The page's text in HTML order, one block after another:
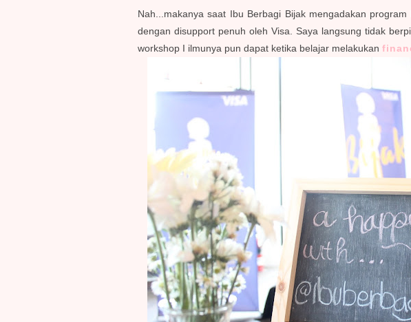
Nah...makanya saat Ibu Berbagi Bijak mengadakan
dengan disupport penuh oleh Visa. Saya langsung tidak
workshop I ilmunya pun dapat ketika belajar melakukan